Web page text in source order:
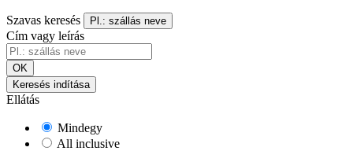
Szavas keresés Pl.: szállás neve
Cím vagy leírás
OK
Keresés indítása
Ellátás
Mindegy
All inclusive